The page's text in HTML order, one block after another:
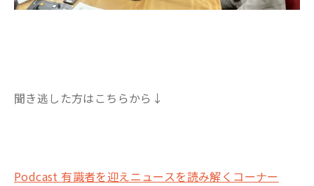
聞き逃した方はこちらから↓
Podcast 有識者を迎えニュースを読み解くコーナー